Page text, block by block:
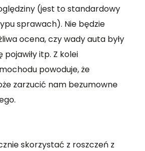
(jest to standardowy
sprawach). Nie będzie
ocena, czy wady auta były
pojawiły itp. Z kolei
powoduje, że
zarzucić nam bezumowne
skorzystać z roszczeń z